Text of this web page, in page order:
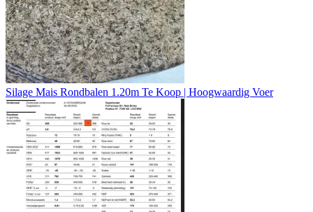
Silage Mais Rondbalen 1.20m Te Koop | Hoogwaardig Voer